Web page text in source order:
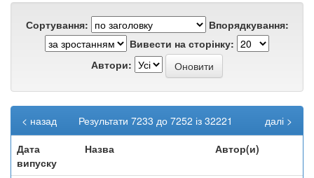
Сортування:
Впорядкування:
Вивести на сторінку:
Автори:
Результати 7233 до 7252 із 32221
< назад
далі >
Дата
випуску
Назва Автор(и)